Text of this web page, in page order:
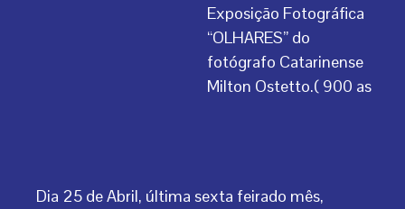
Exposição Fotográfica
“OLHARES” do
fotógrafo Catarinense
Milton Ostetto.( 900 as
Dia 25 de Abril, última sexta feirado mês,